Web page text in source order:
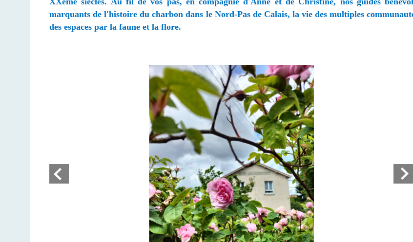
marquants de l'histoire du charbon dans le Nord-Pas de Calais, la vie des multiples
des espaces par la faune et la flore.